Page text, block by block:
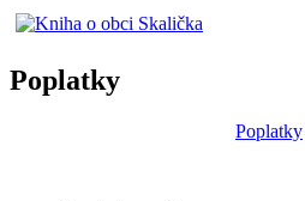
Poplatky
Poplatky